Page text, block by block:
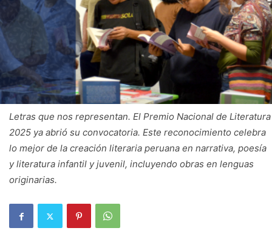
Letras que nos representan. El Premio Nacional de Literatura
2025 ya abrió su convocatoria. Este reconocimiento celebra
lo mejor de la creación literaria peruana en narrativa, poesía
y literatura infantil y juvenil, incluyendo obras en lenguas
originarias.